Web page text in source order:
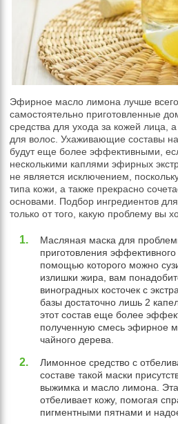
Эфирное масло лимона лучше
самостоятельно приготовленные
средства для ухода за кожей лица,
для волос. Ухаживающие составы
будут еще более эффективными,
несколькими каплями эфирных
не является исключением,
типа кожи, а также прекрасно
основами. Подбор ингредиентов
только от того, какую проблему вы
Масляная маска для
приготовления
помощью которого можно
излишки жира, вам
виноградных косточек с
базы достаточно лишь 2
этот состав еще более
полученную смесь эфирное
чайного дерева.
Лимонное средство с
составе такой маски
выжимка и масло лимона.
отбеливает кожу, помогая
пигментными пятнами и